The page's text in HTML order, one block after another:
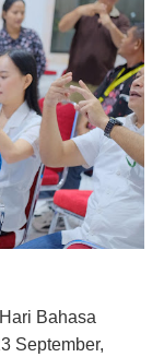
Bahasa
September,